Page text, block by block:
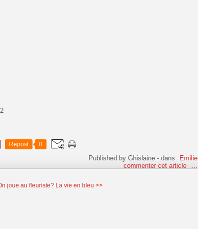
Repost 0
Published by Ghislaine -dans
Emilie
commenter cet article
joue au fleuriste? La vie en bleu >>